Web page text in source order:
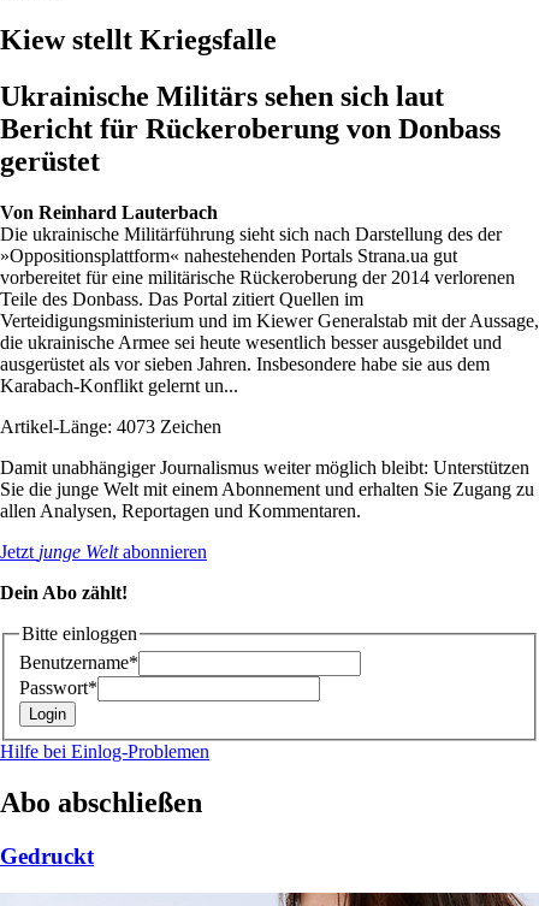
Kiew stellt Kriegsfalle
Ukrainische Militärs sehen sich laut
Bericht für Rückeroberung von Donbass
gerüstet
Von Reinhard Lauterbach
Die ukrainische Militärführung sieht sich nach Darstellung des der
»Oppositionsplattform« nahestehenden Portals Strana.ua gut
vorbereitet für eine militärische Rückeroberung der 2014 verlorenen
Teile des Donbass. Das Portal zitiert Quellen im
Verteidigungsministerium und im Kiewer Generalstab mit der Aussage,
die ukrainische Armee sei heute wesentlich besser ausgebildet und
ausgerüstet als vor sieben Jahren. Insbesondere habe sie aus dem
Karabach-Konflikt gelernt un...
Artikel-Länge: 4073 Zeichen
Damit unabhängiger Journalismus weiter möglich bleibt: Unterstützen
Sie die junge Welt mit einem Abonnement und erhalten Sie Zugang zu
allen Analysen, Reportagen und Kommentaren.
Jetzt junge Weltabonnieren
Dein Abo zählt!
Bitte einloggen
Benutzername*
Passwort*
Hilfe bei Einlog-Problemen
Abo abschließen
Gedruckt